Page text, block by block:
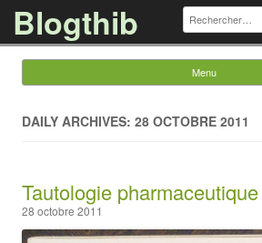
Blogthib Rechercher :
Menu
DAILY ARCHIVES: 28 OCTOBRE 2011
Tautologie pharmaceutique
28 octobre 2011